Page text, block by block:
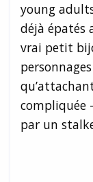
young
déjà épatés
vrai petit
compliquée
par un